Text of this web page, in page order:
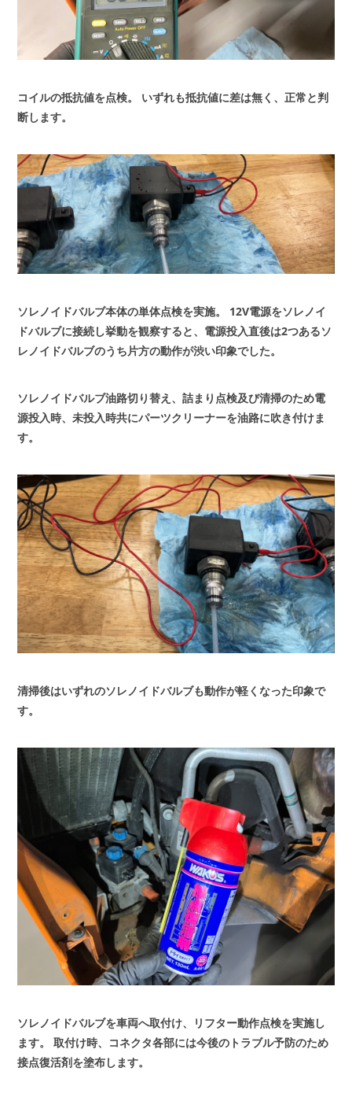
コイルの抵抗値を点検。
いずれも抵抗値に差は無く、正常と判
断します。
ソレノイドバルブ本体の単体点検を実施。
12V電源をソレノイ
ドバルブに接続し挙動を観察すると、電源投入直後は2つあるソ
レノイドバルブのうち片方の動作が渋い印象でした。
ソレノイドバルブ油路切り替え、詰まり点検及び清掃のため電
源投入時、未投入時共にパーツクリーナーを油路に吹き付けま
す。
清掃後はいずれのソレノイドバルブも動作が軽くなった印象で
す。
ソレノイドバルブを車両へ取付け、リフター動作点検を実施し
ます。
取付け時、コネクタ各部には今後のトラブル予防のため
接点復活剤を塗布します。